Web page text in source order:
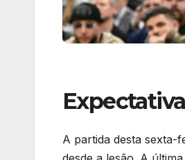
A partida desta sexta-